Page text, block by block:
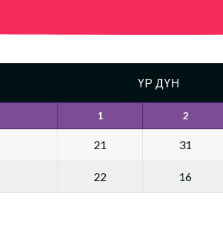
ҮР ДҮН
1 2
21 31
22 16